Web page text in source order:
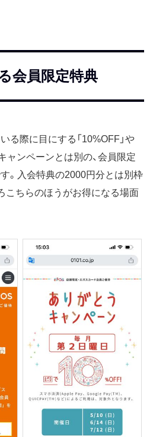
会員限定特典
る際に目にする「10%OFF」や
ャンペーンとは別の、会員限定
。入会特典の2000円分とは別枠
こちらのほうがお得になる場面